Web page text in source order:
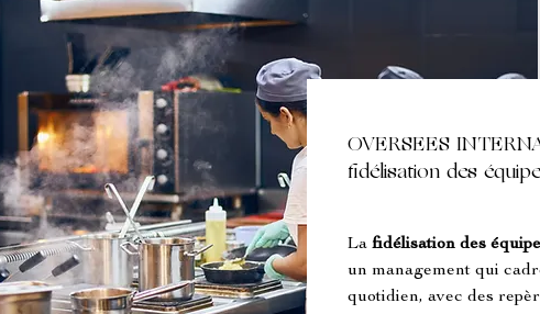
OVERSEES
fidélisation des
La fidélisation des
un management qui
quotidien, avec des